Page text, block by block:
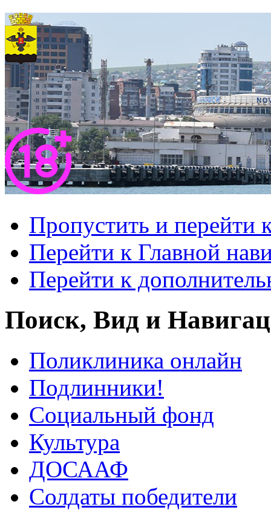
Пропустить и перейти
Перейти к Главной
Перейти к
Поиск, Вид и
Поликлиника онлайн
Подлинники!
Социальный фонд
Культура
ДОСААФ
Солдаты победители